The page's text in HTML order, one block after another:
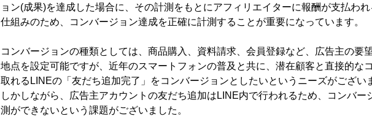
ョン(成果)を達成した場合に、その計測をもとにアフィリエイターに報酬が支払わ
仕組みのため、コンバージョン達成を正確に計測することが重要になっています。
コンバージョンの種類としては、商品購入、資料請求、会員登録など、広告主の要
地点を設定可能ですが、近年のスマートフォンの普及と共に、潜在顧客と直接的な
取れるLINEの「友だち追加完了」をコンバージョンとしたいというニーズがござい
しかしながら、広告主アカウントの友だち追加はLINE内で行われるため、コンバー
測ができないという課題がございました。